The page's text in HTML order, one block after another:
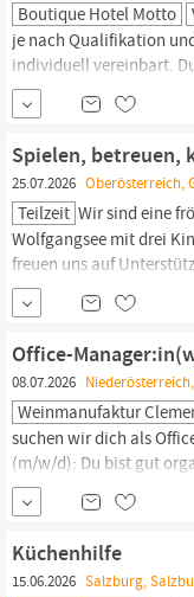
Boutique Hotel Motto
je nach Qualifikation
individuell vereinbart.
Dann freuen wir uns auf
an jobs@hotelmotto.at
JOKR1 AT, Mit
Gastronomie, Hotellerie |
Spielen, betreuen,
25.07.2026 Oberösterreich,
Teilzeit Wir sind eine
Wolfgangsee mit drei
freuen uns auf
sind neugierig und aktiv,
gern mit ihnen spielt,
Office-
08.07.2026
Weinmanufaktur
suchen wir dich als
(m/w/d): Du bist gut
und behältst auch in
werde Teil unseres
der Buchhaltung Du hilfst
Küchenhilfe
15.06.2026 Salzburg,